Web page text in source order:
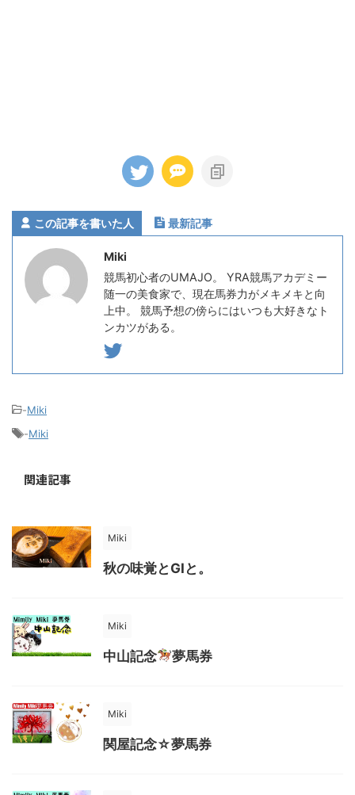
この記事を書いた人 最新記事
Miki
競馬初心者のUMAJO。 YRA競馬アカデミー
随一の美食家で、現在馬券力がメキメキと向
上中。 競馬予想の傍らにはいつも大好きなト
ンカツがある。
-Miki
-Miki
関連記事
Miki
秋の味覚とGIと。
Miki
中山記念 夢馬券
Miki
関屋記念☆夢馬券